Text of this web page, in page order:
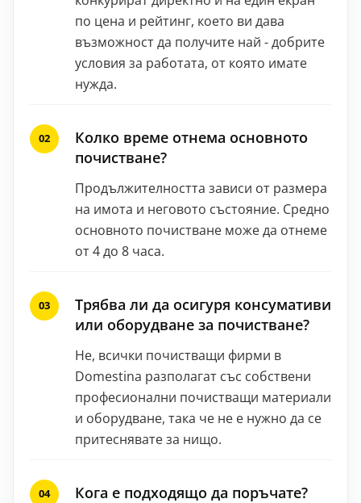
по цена и рейтинг, което ви дава
възможност да получите най - добрите
условия за работата, от която имате
нужда.
Колко време отнема основното
почистване?
Продължителността зависи от размера
на имота и неговото състояние. Средно
основното почистване може да отнеме
от 4 до 8 часа.
Трябва ли да осигуря консумативи
или оборудване за почистване?
Не, всички почистващи фирми в
Domestina разполагат със собствени
професионални почистващи материали
и оборудване, така че не е нужно да се
притеснявате за нищо.
Кога е подходящо да поръчате?